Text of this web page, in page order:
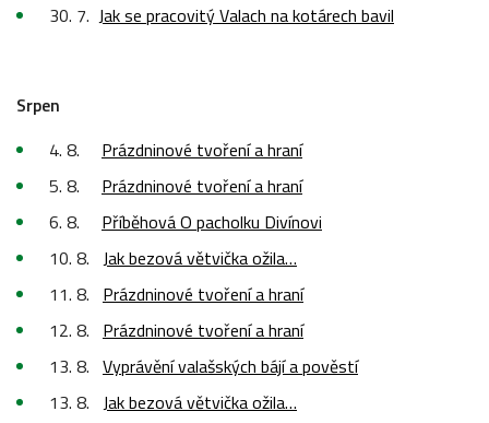
30. 7. Jak se pracovitý Valach na kotárech bavil
Srpen
4. 8. Prázdninové tvoření a hraní
5. 8. Prázdninové tvoření a hraní
6. 8. Příběhová O pacholku Divínovi
10. 8. Jak bezová větvička ožila…
11. 8. Prázdninové tvoření a hraní
12. 8. Prázdninové tvoření a hraní
13. 8. Vyprávění valašských bájí a pověstí
13. 8. Jak bezová větvička ožila…